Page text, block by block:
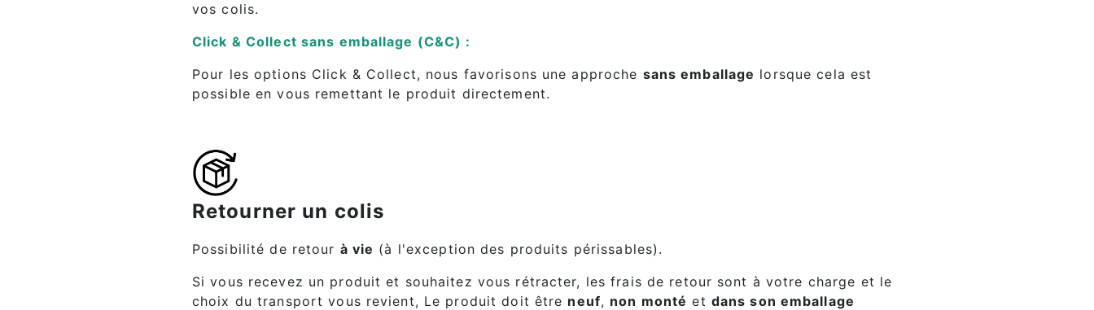
vos colis.
Click & Collect sans emballage (C&C) :
Pour les options Click & Collect, nous favorisons une approche sans emballage lorsque cela est
possible en vous remettant le produit directement.
Retourner un colis
Possibilité de retour à vie (à l'exception des produits périssables).
Si vous recevez un produit et souhaitez vous rétracter, les frais de retour sont à votre charge et le
choix du transport vous revient, Le produit doit être neuf, non monté et dans son emballage